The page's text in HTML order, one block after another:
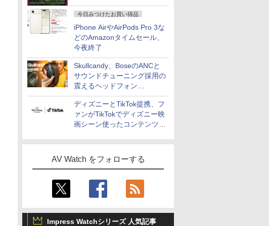
今日みつけたお買い得品
iPhone AirやAirPods Pro 3な
どのAmazonタイムセール、
今夜終了
Skullcandy、BoseのANCと
サウンドチューニング採用の
震えるヘッドフォン
「Crusher 1080 ANC」
ディズニーとTikTok提携、フ
ァンがTikTokでディズニー映
画シーン使ったコンテンツ制
AV Watch をフォローする
Impress Watchシリーズ 人気記事